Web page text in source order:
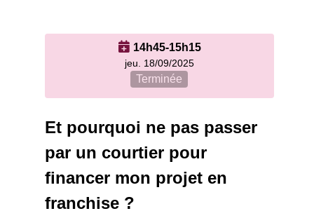
14h45-15h15
jeu. 18/09/2025
Terminée
Et pourquoi ne pas passer
par un courtier pour
financer mon projet en
franchise ?